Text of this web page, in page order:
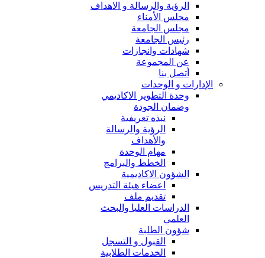
الرؤية والرسالة و الاهداف
مجلس الأمناء
مجلس الجامعة
رئيس الجامعة
شهادات وانجازات
عن المجموعة
أتصل بنا
الإدارات و الوحدات
وحدة التطوير الاكاديمي
وضمان الجودة
نبذه تعريفية
الرؤية والرسالة
والأهداف
مهام الوحدة
الخطط والبرامج
الشؤون الاكاديمية
اعضاء هيئة التدريس
تقديم ملف
الدراسات العليا والبحث
العلمي
شؤون الطلبة
القبول و التسجل
الخدمات الطلابية